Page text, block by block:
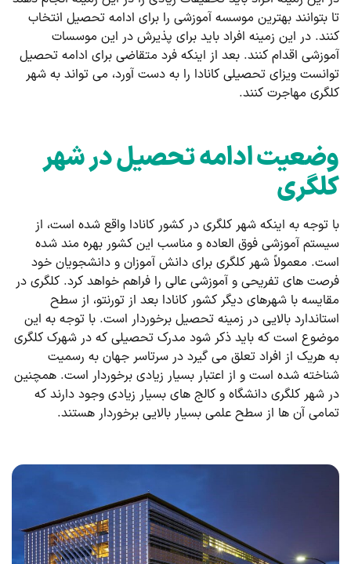
تا بتوانند بهترین موسسه آموزشی را برای ادامه تحصیل انتخاب
کنند. در این زمینه افراد باید برای پذیرش در این موسسات
آموزشی اقدام کنند. بعد از اینکه فرد متقاضی برای ادامه تحصیل
توانست ویزای تحصیلی کانادا را به دست آورد، می تواند به شهر
کلگری مهاجرت کنند.
وضعیت ادامه تحصیل در شهر
کلگری
با توجه به اینکه شهر کلگری در کشور کانادا واقع شده است، از
سیستم آموزشی فوق العاده و مناسب این کشور بهره مند شده
است. معمولاً شهر کلگری برای دانش آموزان و دانشجویان خود
فرصت های تفریحی و آموزشی عالی را فراهم خواهد کرد. کلگری در
مقایسه با شهرهای دیگر کشور کانادا بعد از تورنتو، از سطح
استاندارد بالایی در زمینه تحصیل برخوردار است. با توجه به این
موضوع است که باید ذکر شود مدرک تحصیلی که در شهرک کلگری
به هریک از افراد تعلق می ‌گیرد در سرتاسر جهان به رسمیت
شناخته شده است و از اعتبار بسیار زیادی برخوردار است. همچنین
در شهر کلگری دانشگاه و کالج های بسیار زیادی وجود دارند که
تمامی آن ها از سطح علمی بسیار بالایی برخوردار هستند.